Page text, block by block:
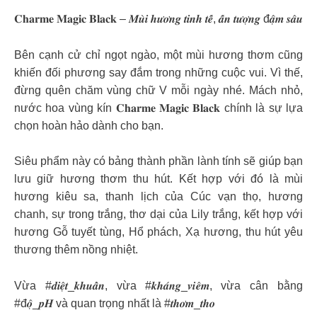
𝐂𝐡𝐚𝐫𝐦𝐞 𝐌𝐚𝐠𝐢𝐜 𝐁𝐥𝐚𝐜𝐤 – 𝑴𝒖̀𝒊 𝒉𝒖̛𝒐̛𝒏𝒈 𝒕𝒊𝒏𝒉 𝒕𝒆̂́, 𝒂̂́𝒏 𝒕𝒖̛𝒐̛̣𝒏𝒈 đ𝒂̣̂𝒎 𝒔𝒂̂𝒖
Bên cạnh cử chỉ ngọt ngào, một mùi hương thơm cũng
khiến đối phương say đắm trong những cuộc vui. Vì thế,
đừng quên chăm vùng chữ V mỗi ngày nhé. Mách nhỏ,
nước hoa vùng kín 𝐂𝐡𝐚𝐫𝐦𝐞 𝐌𝐚𝐠𝐢𝐜 𝐁𝐥𝐚𝐜𝐤 chính là sự lựa
chọn hoàn hảo dành cho bạn.
Siêu phẩm này có bảng thành phần lành tính sẽ giúp bạn
lưu giữ hương thơm thu hút. Kết hợp với đó là mùi
hương kiêu sa, thanh lịch của Cúc vạn thọ, hương
chanh, sự trong trắng, thơ dại của Lily trắng, kết hợp với
hương Gỗ tuyết tùng, Hổ phách, Xạ hương, thu hút yêu
thương thêm nồng nhiệt.
Vừa #𝒅𝒊𝒆̣̂𝒕_𝒌𝒉𝒖𝒂̂̉𝒏, vừa #𝒌𝒉𝒂́𝒏𝒈_𝒗𝒊𝒆̂𝒎, vừa cân bằng
#đ𝒐̣̂_𝒑𝑯 và quan trọng nhất là #𝒕𝒉𝒐̛𝒎_𝒕𝒉𝒐